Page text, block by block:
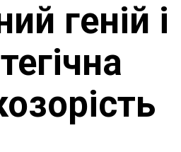
геній і